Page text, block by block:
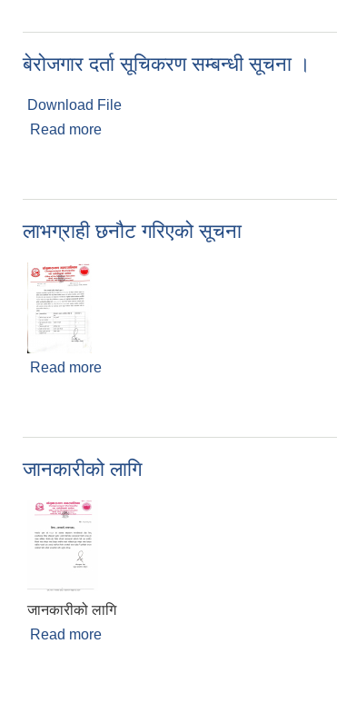
बेरोजगार दर्ता सूचिकरण सम्बन्धी सूचना ।
Download File
Read more
लाभग्राही छनौट गरिएको सूचना
Read more
जानकारीको लागि
जानकारीको लागि
Read more